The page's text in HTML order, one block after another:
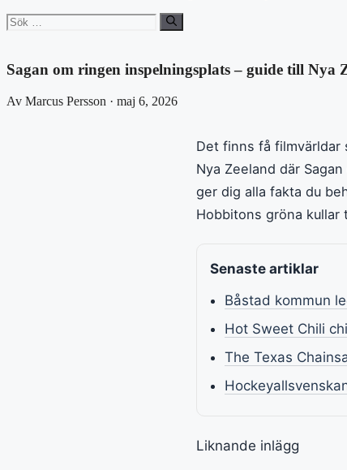
Sök
efter:
Sagan om ringen inspelningsplats – guide till Nya
Av Marcus Persson · maj 6, 2026
Det finns få filmvärldar
Nya Zeeland där
ger dig alla fakta du
Hobbitons gröna kullar
Senaste artiklar
Båstad kommun
Hot Sweet Chili
The Texas
Liknande inlägg